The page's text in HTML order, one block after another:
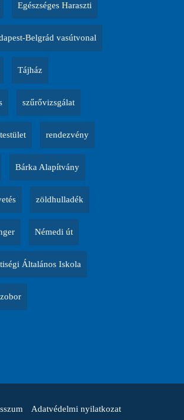
Egészséges Haraszti
Belgrád vasútvonal
Tájház
szűrővizsgálat
rendezvény
Bárka Alapítvány
zöldhulladék
Némedi út
Általános Iskola
Adatvédelmi nyilatkozat